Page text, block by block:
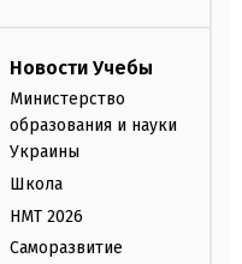
Новости Учебы
Министерство
образования и науки
Украины
Школа
НМТ 2026
Саморазвитие